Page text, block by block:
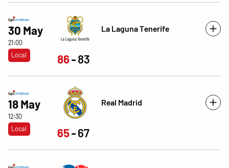
30 May
21:00
Local
La Laguna Tenerife
86 83
18 May
12:30
Local
Real Madrid
65 67